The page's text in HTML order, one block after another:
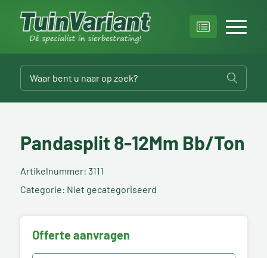
Pandasplit 8-12Mm Bb/Ton
Artikelnummer: 3111
Categorie: Niet gecategoriseerd
Offerte aanvragen